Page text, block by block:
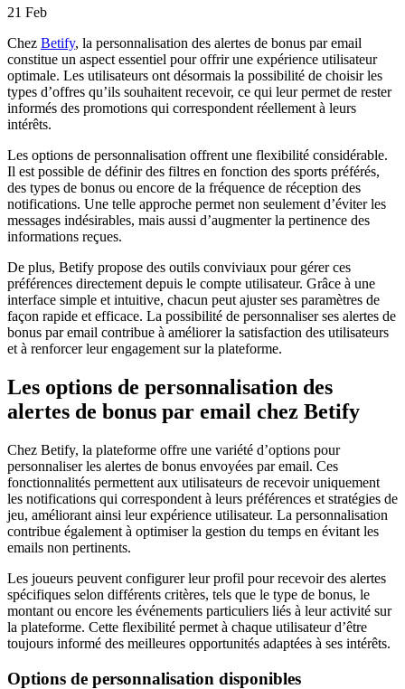
21 Feb
Chez Betify, la personnalisation des alertes de bonus par email
constitue un aspect essentiel pour offrir une expérience utilisateur
optimale. Les utilisateurs ont désormais la possibilité de choisir les
types d’offres qu’ils souhaitent recevoir, ce qui leur permet de rester
informés des promotions qui correspondent réellement à leurs
intérêts.
Les options de personnalisation offrent une flexibilité considérable.
Il est possible de définir des filtres en fonction des sports préférés,
des types de bonus ou encore de la fréquence de réception des
notifications. Une telle approche permet non seulement d’éviter les
messages indésirables, mais aussi d’augmenter la pertinence des
informations reçues.
De plus, Betify propose des outils conviviaux pour gérer ces
préférences directement depuis le compte utilisateur. Grâce à une
interface simple et intuitive, chacun peut ajuster ses paramètres de
façon rapide et efficace. La possibilité de personnaliser ses alertes de
bonus par email contribue à améliorer la satisfaction des utilisateurs
et à renforcer leur engagement sur la plateforme.
Les options de personnalisation des
alertes de bonus par email chez Betify
Chez Betify, la plateforme offre une variété d’options pour
personnaliser les alertes de bonus envoyées par email. Ces
fonctionnalités permettent aux utilisateurs de recevoir uniquement
les notifications qui correspondent à leurs préférences et stratégies de
jeu, améliorant ainsi leur expérience utilisateur. La personnalisation
contribue également à optimiser la gestion du temps en évitant les
emails non pertinents.
Les joueurs peuvent configurer leur profil pour recevoir des alertes
spécifiques selon différents critères, tels que le type de bonus, le
montant ou encore les événements particuliers liés à leur activité sur
la plateforme. Cette flexibilité permet à chaque utilisateur d’être
toujours informé des meilleures opportunités adaptées à ses intérêts.
Options de personnalisation disponibles